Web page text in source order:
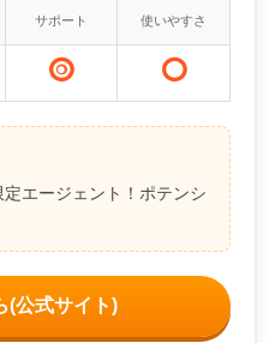
サポート 使いやすさ
エージェント！ポテンシ
(公式サイト)